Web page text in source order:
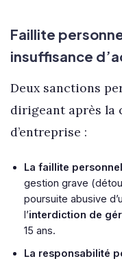
Faillite
insuffisance
Deux sanctions
dirigeant après la
d’entreprise :
La faillite
gestion grave
poursuite abusive
l’interdiction de
15 ans.
La responsabilité